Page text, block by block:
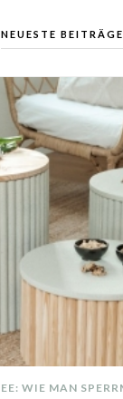
NEUESTE BEITRÄGE